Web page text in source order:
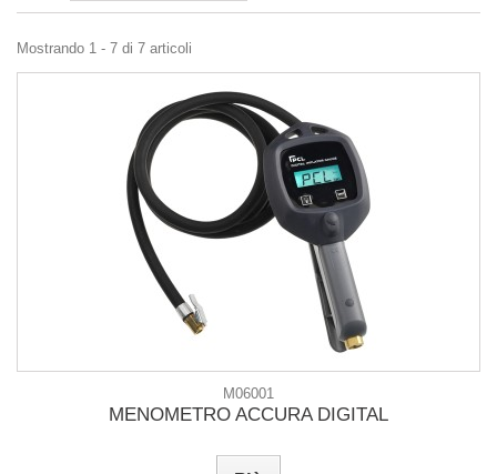
Mostrando 1 - 7 di 7 articoli
M06001
MENOMETRO ACCURA DIGITAL